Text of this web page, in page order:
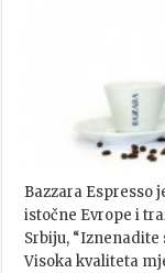
Bazzara Espresso
istočne Evrope i
Srbiju,
Visoka kvaliteta